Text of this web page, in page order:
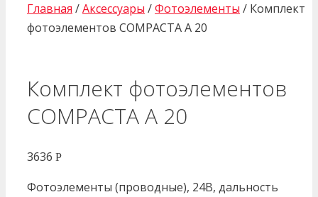
Главная /Аксессуары /Фотоэлементы / Комплект
фотоэлементов COMPACTA A 20
Комплект фотоэлементов
COMPACTA A 20
3636 Р
Фотоэлементы (проводные), 24В, дальность